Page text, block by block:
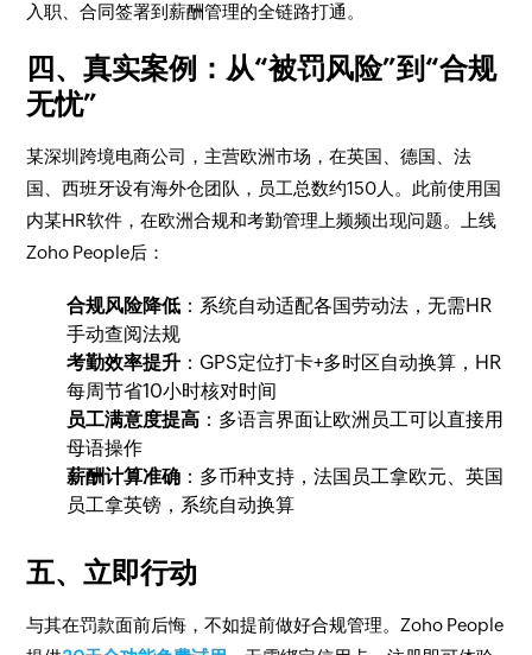
入职、合同签署到薪酬管理的全链路打通。
四、真实案例：从“被罚风险”到“合规
无忧”
某深圳跨境电商公司，主营欧洲市场，在英国、德国、法
国、西班牙设有海外仓团队，员工总数约150人。此前使用国
内某HR软件，在欧洲合规和考勤管理上频频出现问题。上线
Zoho People后：
合规风险降低 ：系统自动适配各国劳动法，无需HR
手动查阅法规
考勤效率提升 ：GPS定位打卡+多时区自动换算，HR
每周节省10小时核对时间
员工满意度提高 ：多语言界面让欧洲员工可以直接用
母语操作
薪酬计算准确 ：多币种支持，法国员工拿欧元、英国
员工拿英镑，系统自动换算
五、立即行动
与其在罚款面前后悔，不如提前做好合规管理。Zoho People